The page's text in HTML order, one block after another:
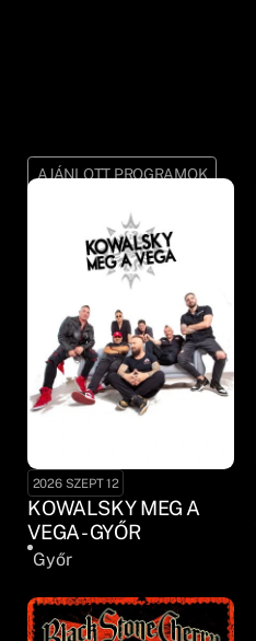
AJÁNLOTT PROGRAMOK
2026 SZEPT 12
KOWALSKY MEG A
VEGA - GYŐR
Győr